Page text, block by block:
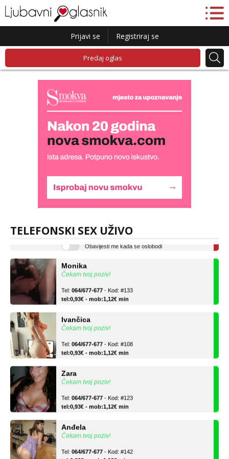
Prijavi se Registriraj se
Predaj oglas
TELEFONSKI SEX UŽIVO
tel:0,93€ - mob:1,12€ min
Čekam tvoj poziv!
tel:0,93€ - mob:1,12€ min
Čekam tvoj poziv!
tel:0,93€ - mob:1,12€ min
Čekam tvoj poziv!
tel:0,93€ - mob:1,12€ min
Čekam tvoj poziv!
tel:0,93€ - mob:1,12€ min